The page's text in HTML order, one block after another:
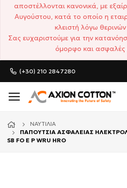
αποστέλλονται κανονικά, με
Αυγούστου, κατά το οποίο η
κλειστή λόγω
Σας ευχαριστούμε για την
όμορφο και ασφαλές
(+30) 210 2847280
ΝΑΥΤΙΛΊΑ
ΠΑΠΟΥΤΣΙΑ ΑΣΦΑΛΕΙΑΣ
SB FO E P WRU HRO